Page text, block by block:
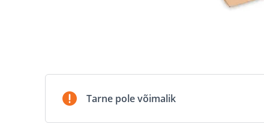
Tarne pole võimalik